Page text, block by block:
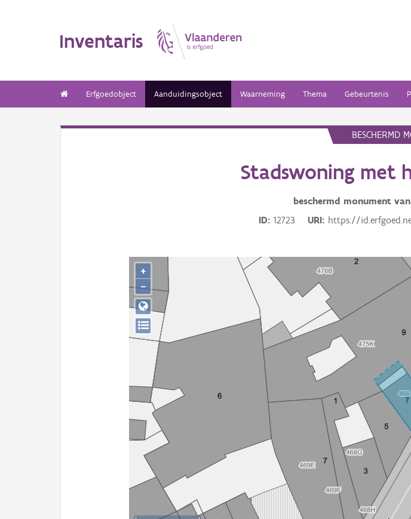
Inventaris
Erfgoedobject Aanduidingsobject Waarneming Thema Gebeurtenis
BESCHERMD
Stadswoning met
beschermd monument van
ID
12723 URI https://
+
−